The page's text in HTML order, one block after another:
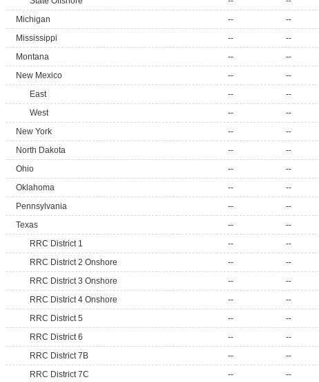
Michigan
-- --
Mississippi
-- --
Montana
-- --
New Mexico
-- --
East
-- --
West
-- --
New York
-- --
North Dakota
-- --
Ohio
-- --
Oklahoma
-- --
Pennsylvania
-- --
Texas
-- --
RRC District 1
-- --
RRC District 2 Onshore
-- --
RRC District 3 Onshore
-- --
RRC District 4 Onshore
-- --
RRC District 5
-- --
RRC District 6
-- --
RRC District 7B
-- --
RRC District 7C
-- --